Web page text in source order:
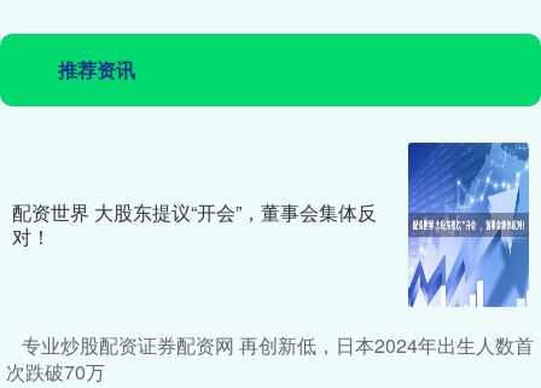
推荐资讯
配资世界 大股东提议“开会”，董事会集体反
对！
专业炒股配资证券配资网 再创新低，日本2024年出生人数首
次跌破70万